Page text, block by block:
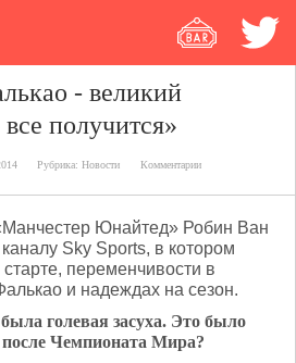
- великий
получится»
Рубрика: Новости Комментарии
Юнайтед» Робин Ван
каналу Sky Sports, в котором
переменчивости в
и надеждах на сезон.
голевая засуха. Это было
после Чемпионата Мира?